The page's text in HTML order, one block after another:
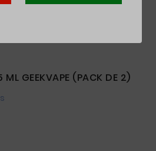
ML GEEKVAPE (PACK DE 2)